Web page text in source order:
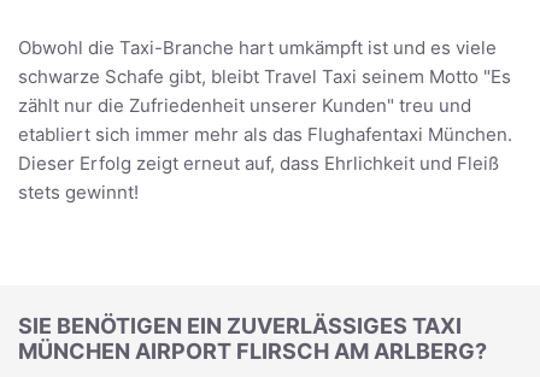
Obwohl die Taxi-Branche hart umkämpft ist und es viele
schwarze Schafe gibt, bleibt Travel Taxi seinem Motto "Es
zählt nur die Zufriedenheit unserer Kunden" treu und
etabliert sich immer mehr als das Flughafentaxi München.
Dieser Erfolg zeigt erneut auf, dass Ehrlichkeit und Fleiß
stets gewinnt!
SIE BENÖTIGEN EIN ZUVERLÄSSIGES TAXI
MÜNCHEN AIRPORT FLIRSCH AM ARLBERG?